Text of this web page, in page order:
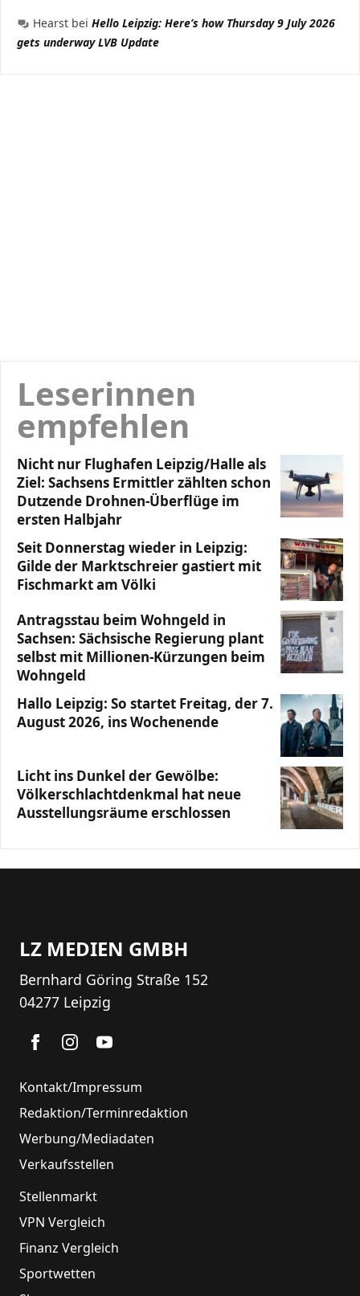
Hearst bei Hello Leipzig: Here’s how Thursday 9 July 2026
gets underway LVB Update
Leserinnen
empfehlen
Nicht nur Flughafen Leipzig/Halle als
Ziel: Sachsens Ermittler zählten schon
Dutzende Drohnen-Überflüge im
ersten Halbjahr
Seit Donnerstag wieder in Leipzig:
Gilde der Marktschreier gastiert mit
Fischmarkt am Völki
Antragsstau beim Wohngeld in
Sachsen: Sächsische Regierung plant
selbst mit Millionen-Kürzungen beim
Wohngeld
Hallo Leipzig: So startet Freitag, der 7.
August 2026, ins Wochenende
Licht ins Dunkel der Gewölbe:
Völkerschlachtdenkmal hat neue
Ausstellungsräume erschlossen
LZ MEDIEN GMBH
Bernhard Göring Straße 152
04277 Leipzig
Kontakt/Impressum
Redaktion/Terminredaktion
Werbung/Mediadaten
Verkaufsstellen
Stellenmarkt
VPN Vergleich
Finanz Vergleich
Sportwetten